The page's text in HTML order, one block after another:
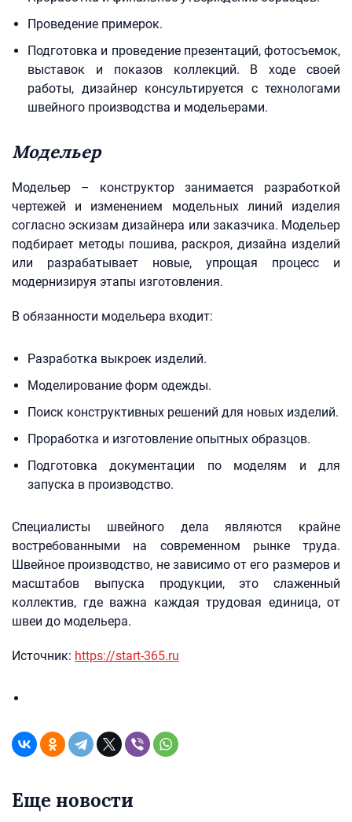
Проведение примерок.
Подготовка и проведение презентаций, фотосъемок,
выставок и показов коллекций. В ходе своей
работы, дизайнер консультируется с технологами
швейного производства и модельерами.
Модельер
Модельер – конструктор занимается разработкой
чертежей и изменением модельных линий изделия
согласно эскизам дизайнера или заказчика. Модельер
подбирает методы пошива, раскроя, дизайна изделий
или разрабатывает новые, упрощая процесс и
модернизируя этапы изготовления.
В обязанности модельера входит:
Разработка выкроек изделий.
Моделирование форм одежды.
Поиск конструктивных решений для новых изделий.
Проработка и изготовление опытных образцов.
Подготовка документации по моделям и для
запуска в производство.
Специалисты швейного дела являются крайне
востребованными на современном рынке труда.
Швейное производство, не зависимо от его размеров и
масштабов выпуска продукции, это слаженный
коллектив, где важна каждая трудовая единица, от
швеи до модельера.
Источник: https://start-365.ru
Еще новости